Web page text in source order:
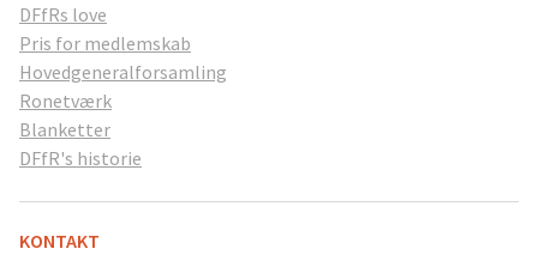
DFfRs love
Pris for medlemskab
Hovedgeneralforsamling
Ronetværk
Blanketter
DFfR's historie
KONTAKT